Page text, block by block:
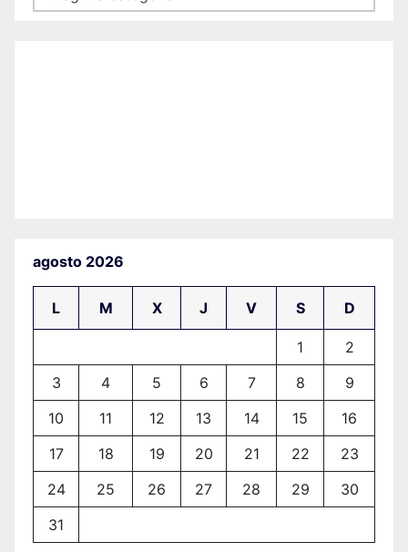
agosto 2026
L M X J V S D
1
2
3
4 5 6 7 8
9
10
11 12 13 14 15
16
17
18 19 20 21 22
23
24
25 26 27 28 29
30
31